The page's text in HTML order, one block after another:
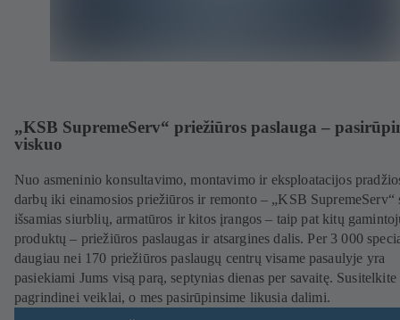
„KSB SupremeServ“ priežiūros paslauga –
viskuo
Nuo asmeninio konsultavimo, montavimo ir eksploatacijos
darbų iki einamosios priežiūros ir remonto – „KSB SupremeServ“
išsamias siurblių, armatūros ir kitos įrangos – taip pat kitų
produktų – priežiūros paslaugas ir atsargines dalis. Per 3 000
daugiau nei 170 priežiūros paslaugų centrų visame pasaulyje yra
pasiekiami Jums visą parą, septynias dienas per savaitę. Susitelkite
pagrindinei veiklai, o mes pasirūpinsime likusia dalimi.